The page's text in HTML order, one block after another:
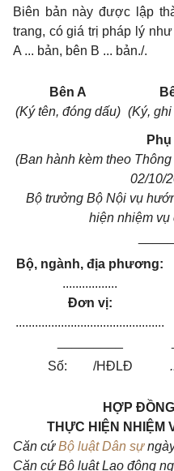
Biên bản này được lập
trang, có giá trị pháp lý
A ... bản, bên B ... bản./.
Bên A
(Ký tên, đóng dấu) (Ký, ghi
Phụ
(Ban hành kèm theo
02/10/
Bộ trưởng Bộ Nội vụ
hiện nhiệm vụ
Bộ, ngành, địa phương:
.................
Đơn vị:
..............................................
Số: /HĐLĐ
HỢP
THỰC HIỆN NHIỆM
Căn cứBộ luật Dân sự
Căn cứ Bộ luật Lao động